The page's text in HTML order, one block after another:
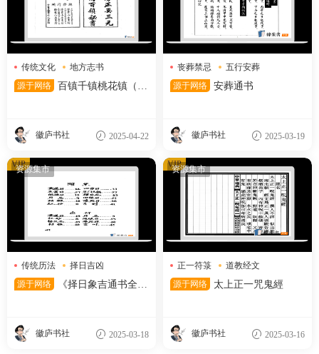
传统文化
地方志书
风水地理
源于网络
百镇千镇桃花镇（12
徽庐书社 2025-04-22
丧葬禁忌
五行安葬
安葬吉日
源于网络 安葬通书
徽庐书社 2025-03-19
资源集市
传统历法
择日吉凶
黄道吉日
源于网络
《择日象吉通书全
徽庐书社 2025-03-18
VIP 资源集市
正一符箓
道教经文
驱邪咒语
源于网络 太上正一咒鬼經
徽庐书社 2025-03-16
VIP